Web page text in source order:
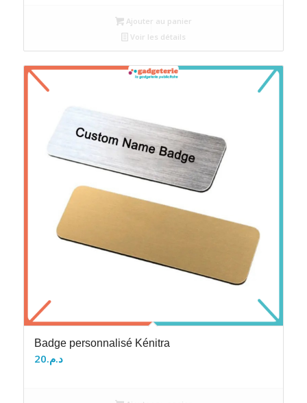
Ajouter au panier
Voir les détails
Badge personnalisé Kénitra
د.م.20